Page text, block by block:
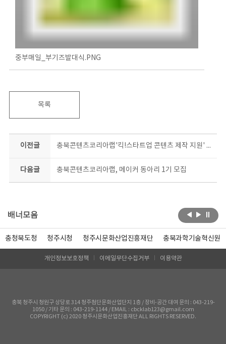
중부매일_부기즈발대식.PNG
목록
이전글 충북콘텐츠코리아랩'킥!스타트업 콘텐츠 제작 지원' 스타트
다음글 충북콘텐츠코리아랩, 메이커 동아리 1기 모집
배너모음
충청북도청 청주시청 청주시문화산업진흥재단 충북과학기술혁신원
개인정보보호정책 이메일무단수집거부 이용약관
충북 청주시 청원구 상당로 314 청주첨단문화산업단지 1층 / 장비-공간 대여 문의 : 043-219-
1050 / 기타 문의 : 043-219-1144 / EMAIL : cbcklab123@gmail.com
COPYRIGHT (c) 2020 청주시문화산업진흥재단 ALL RIGHTS RESERVED.